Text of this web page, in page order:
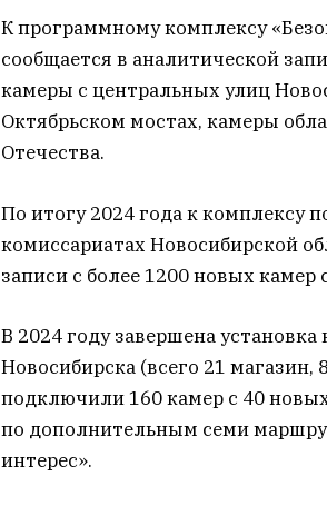
К программному комплексу
сообщается в аналитической
камеры с центральных улиц
Октябрьском мостах, камеры
Отечества.
По итогу 2024 года к комплексу
комиссариатах Новосибирской
записи с более 1200 новых камер
В 2024 году завершена
Новосибирска (всего 21 магазин,
подключили 160 камер с 40
по дополнительным семи
интерес».